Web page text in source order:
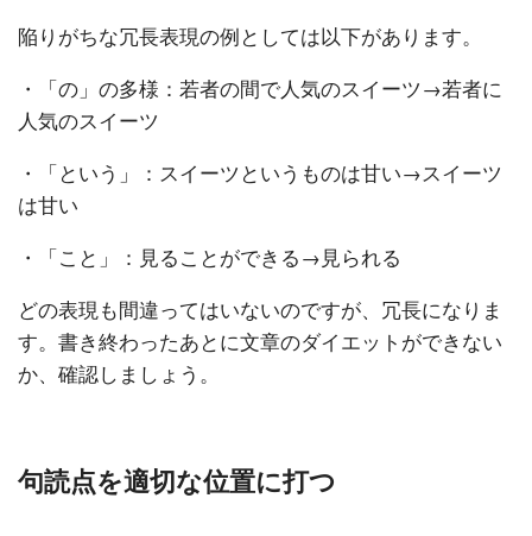
陥りがちな冗長表現の例としては以下があります。
・「の」の多様：若者の間で人気のスイーツ→若者に
人気のスイーツ
・「という」：スイーツというものは甘い→スイーツ
は甘い
・「こと」：見ることができる→見られる
どの表現も間違ってはいないのですが、冗長になりま
す。書き終わったあとに文章のダイエットができない
か、確認しましょう。
句読点を適切な位置に打つ